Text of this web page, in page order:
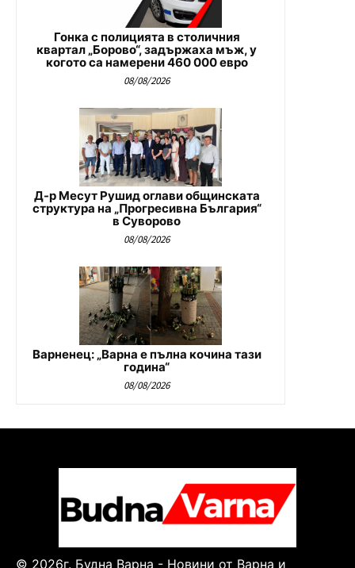
Гонка с полицията в столичния
квартал „Борово“, задържаха мъж, у
когото са намерени 460 000 евро
08/08/2026
Д-р Месут Рушид оглави общинската
структура на „Прогресивна България“
в Суворово
08/08/2026
Варненец: „Варна е пълна кочина тази
година“
08/08/2026
© 2026г. Будна Варна - Новини от Варна и